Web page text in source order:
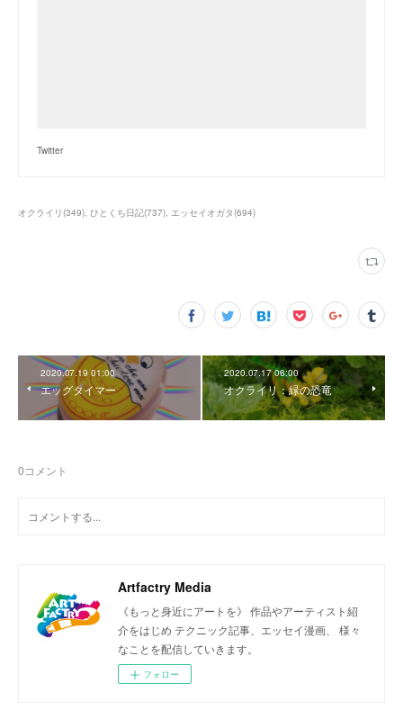
Twitter
オクライリ(349) ひとくち日記(737) エッセイオガタ(694)
2020.07.19 01:00
エッグタイマー
2020.07.17 06:00
オクライリ：緑の恐竜
0コメント
Artfactry Media
《もっと身近にアートを》 作品やアーティスト紹
介をはじめ テクニック記事、エッセイ漫画、 様々
なことを配信していきます。
フォロー